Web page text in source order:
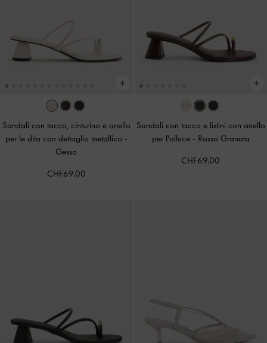
Sandali con tacco, cinturino e anello
per le dita con dettaglio metallico -
Gesso
CHF69.00
Sandali con tacco e listini con anello
per l'alluce - Rosso Granata
CHF69.00